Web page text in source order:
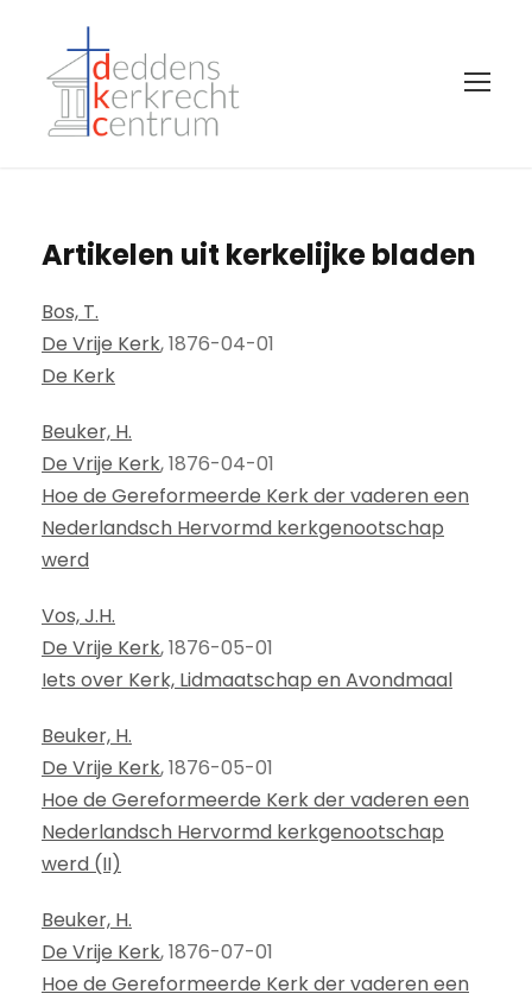
Artikelen uit kerkelijke bladen
Bos, T.
De Vrije Kerk, 1876-04-01
De Kerk
Beuker, H.
De Vrije Kerk, 1876-04-01
Hoe de Gereformeerde Kerk der vaderen een
Nederlandsch Hervormd kerkgenootschap
werd
Vos, J.H.
De Vrije Kerk, 1876-05-01
Iets over Kerk, Lidmaatschap en Avondmaal
Beuker, H.
De Vrije Kerk, 1876-05-01
Hoe de Gereformeerde Kerk der vaderen een
Nederlandsch Hervormd kerkgenootschap
werd (II)
Beuker, H.
De Vrije Kerk, 1876-07-01
Hoe de Gereformeerde Kerk der vaderen een